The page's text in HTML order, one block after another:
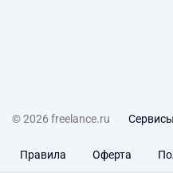
© 2026 freelance.ru Сервисы
Правила Оферта